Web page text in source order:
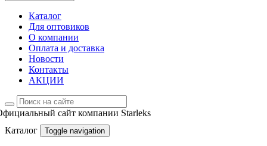
Каталог
Для оптовиков
О компании
Оплата и доставка
Новости
Контакты
АКЦИИ
сайт компании Starleks
Каталог
Toggle navigation